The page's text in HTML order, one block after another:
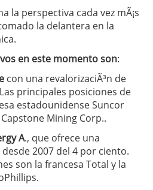
la perspectiva cada vez mÃ¡s
la delantera en la
en este momento son:
con una revalorizaciÃ³n de
principales posiciones de
estadounidense Suncor
Mining Corp..
A., que ofrece una
2007 del 4 por ciento.
son la francesa Total y la